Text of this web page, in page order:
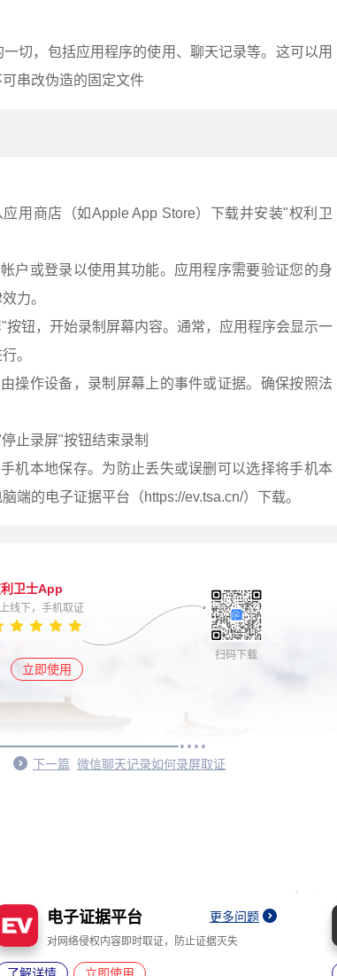
切，包括应用程序的使用、聊天记录等。这可以用
串改伪造的固定文件
用商店（如Apple App Store）下载并安装"权利卫
户或登录以使用其功能。应用程序需要验证您的身
力。
钮，开始录制屏幕内容。通常，应用程序会显示一
。
操作设备，录制屏幕上的事件或证据。确保按照法
止录屏"按钮结束录制
机本地保存。为防止丢失或误删可以选择将手机本
端的电子证据平台（https://ev.tsa.cn/）下载。
卫士App
线下，手机取证
立即使用
扫码下载
下一篇 微信聊天记录如何录屏取证
电子证据平台 更多问题
对网络侵权内容即时取证，防止证据灭失